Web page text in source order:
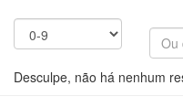
Desculpe, não há nenhum